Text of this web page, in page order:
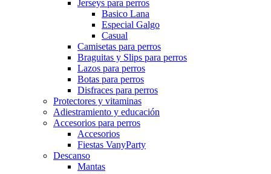
Jerseys para perros
Basico Lana
Especial Galgo
Casual
Camisetas para perros
Braguitas y Slips para perros
Lazos para perros
Botas para perros
Disfraces para perros
Protectores y vitaminas
Adiestramiento y educación
Accesorios para perros
Accesorios
Fiestas VanyParty
Descanso
Mantas